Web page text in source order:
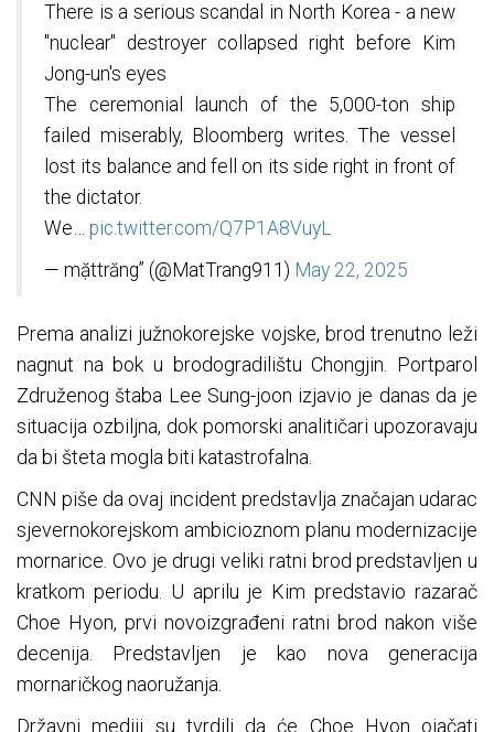
There is a serious scandal in North Korea - a new
"nuclear" destroyer collapsed right before Kim
Jong-un's eyes
The ceremonial launch of the 5,000-ton ship
failed miserably, Bloomberg writes. The vessel
lost its balance and fell on its side right in front of
the dictator.
We… pic.twitter.com/Q7P1A8VuyL
— mặttrăng” (@MatTrang911) May 22, 2025
Prema analizi južnokorejske vojske, brod trenutno leži
nagnut na bok u brodogradilištu Chongjin. Portparol
Združenog štaba Lee Sung-joon izjavio je danas da je
situacija ozbiljna, dok pomorski analitičari upozoravaju
da bi šteta mogla biti katastrofalna.
CNN piše da ovaj incident predstavlja značajan udarac
sjevernokorejskom ambicioznom planu modernizacije
mornarice. Ovo je drugi veliki ratni brod predstavljen u
kratkom periodu. U aprilu je Kim predstavio razarač
Choe Hyon, prvi novoizgrađeni ratni brod nakon više
decenija. Predstavljen je kao nova generacija
mornaričkog naoružanja.
Državni mediji su tvrdili da će Choe Hyon ojačati